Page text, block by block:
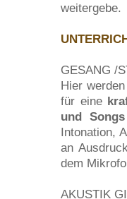
weitergebe.
GESANG /
Hier werden
für eine
und Songs
Intonation,
an
dem
AKUSTIK